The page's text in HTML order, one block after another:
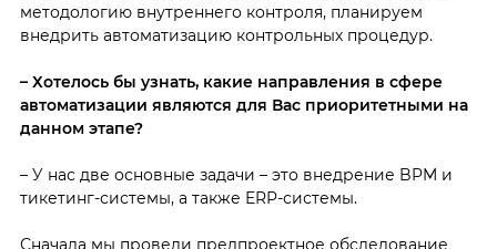
методологию внутреннего контроля, планируем
внедрить автоматизацию контрольных процедур.
– Хотелось бы узнать, какие направления в сфере
автоматизации являются для Вас приоритетными на
данном этапе?
– У нас две основные задачи – это внедрение BPM и
тикетинг-системы, а также ERP-системы.
Сначала мы провели предпроектное обследование